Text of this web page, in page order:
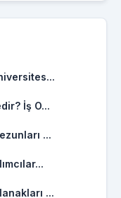
İş O...
...
...